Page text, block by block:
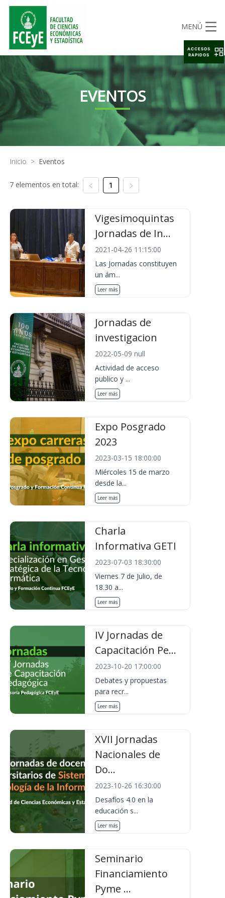
MENÚ
EVENTOS
Inicio > Eventos
7 elementos en total: 1
Vigesimoquintas
Jornadas de In...
2021-04-26 11:15:00
Las Jornadas constituyen
un ám...
Leer más
Jornadas de
investigacion
2022-05-09 null
Actividad de acceso
publico y ...
Leer más
Expo Posgrado
2023
2023-03-15 18:00:00
Miércoles 15 de marzo
desde la...
Leer más
Charla
Informativa GETI
2023-07-03 18:30:00
Viernes 7 de Julio, de
18.30 a...
Leer más
IV Jornadas de
Capacitación Pe...
2023-10-20 17:00:00
Debates y propuestas
para recr...
Leer más
XVII Jornadas
Nacionales de
Do...
2023-10-26 16:30:00
Desafíos 4.0 en la
educación s...
Leer más
Seminario
Financiamiento
Pyme ...
ACCESOS
RAPIDOS